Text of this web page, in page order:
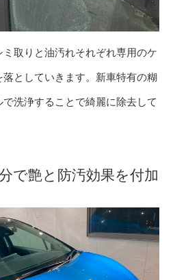
取りと油汚れそれぞれ専用のケ
としていきます。新車特有の糊
洗浄することで綺麗に除去して
で艶と防汚効果を付加